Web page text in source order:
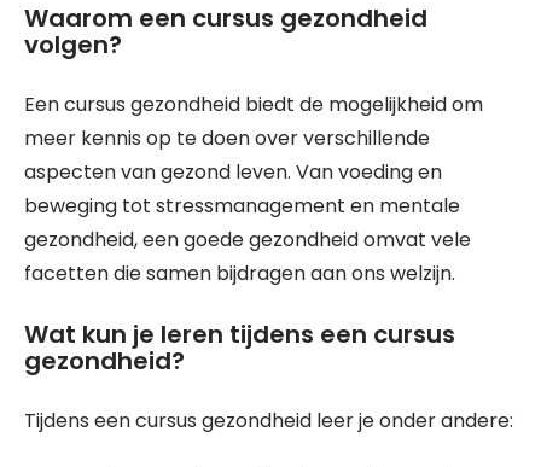
Waarom een cursus gezondheid
volgen?
Een cursus gezondheid biedt de mogelijkheid om
meer kennis op te doen over verschillende
aspecten van gezond leven. Van voeding en
beweging tot stressmanagement en mentale
gezondheid, een goede gezondheid omvat vele
facetten die samen bijdragen aan ons welzijn.
Wat kun je leren tijdens een cursus
gezondheid?
Tijdens een cursus gezondheid leer je onder andere: